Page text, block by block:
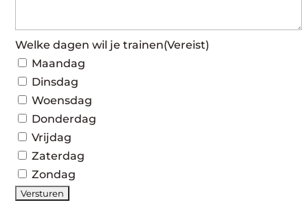
Welke dagen wil je trainen(Vereist)
Maandag
Dinsdag
Woensdag
Donderdag
Vrijdag
Zaterdag
Zondag